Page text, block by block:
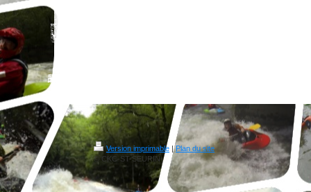
Version imprimable | Plan du site
© CKC-ST-SEURIN